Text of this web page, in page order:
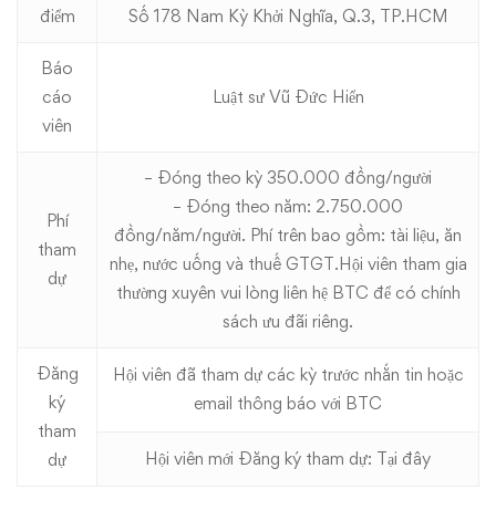
điểm
Số 178 Nam Kỳ Khởi Nghĩa, Q.3, TP.HCM
Báo
cáo
viên
Luật sư Vũ Đức Hiển
Phí
tham
dự
– Đóng theo kỳ 350.000 đồng/người
– Đóng theo năm: 2.750.000
đồng/năm/người. Phí trên bao gồm: tài liệu, ăn
nhẹ, nước uống và thuế GTGT.Hội viên tham gia
thường xuyên vui lòng liên hệ BTC để có chính
sách ưu đãi riêng.
Đăng
ký
tham
dự
Hội viên đã tham dự các kỳ trước nhắn tin hoặc
email thông báo với BTC
Hội viên mới Đăng ký tham dự: Tại đây